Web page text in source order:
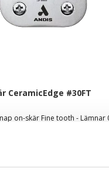
CeramicEdge #30FT